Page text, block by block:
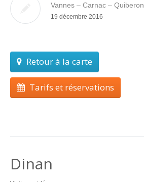
Vannes – Carnac – Quiberon
19 décembre 2016
Retour à la carte
Tarifs et réservations
Dinan